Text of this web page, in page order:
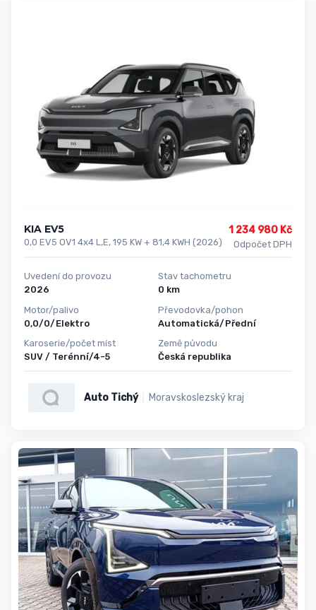
KIA EV5
0,0 EV5 OV1 4x4 L,E, 195 KW + 81,4 KWH (2026)
1 234 980 Kč
Odpočet DPH
Uvedení do provozu
2026
Motor/palivo
0,0/0/Elektro
Karoserie/počet míst
SUV / Terénní/4-5
Stav tachometru
0 km
Převodovka/pohon
Automatická/Přední
Země původu
Česká republika
Auto Tichý Moravskoslezský kraj